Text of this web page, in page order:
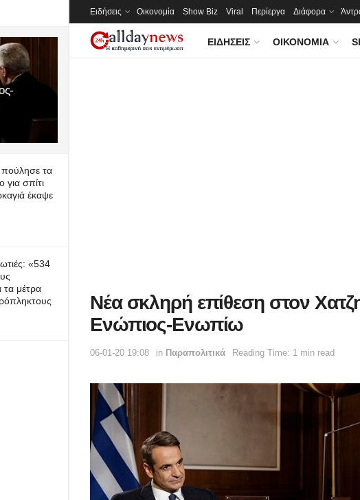
πούλησε τα
για σπίτι
έκαψε
«534
τα μέτρα
Ειδήσεις Οικονομία Show Biz Viral Περίεργα Διάφορα
ΕΙΔΉΣΕΙΣ ΟΙΚΟΝΟΜΊΑ
Νέα σκληρή επίθεση στον
Ενώπιος-Ενωπίω
06-01-20 19:08 in Παραπολιτικά Reading Time: 1 min read